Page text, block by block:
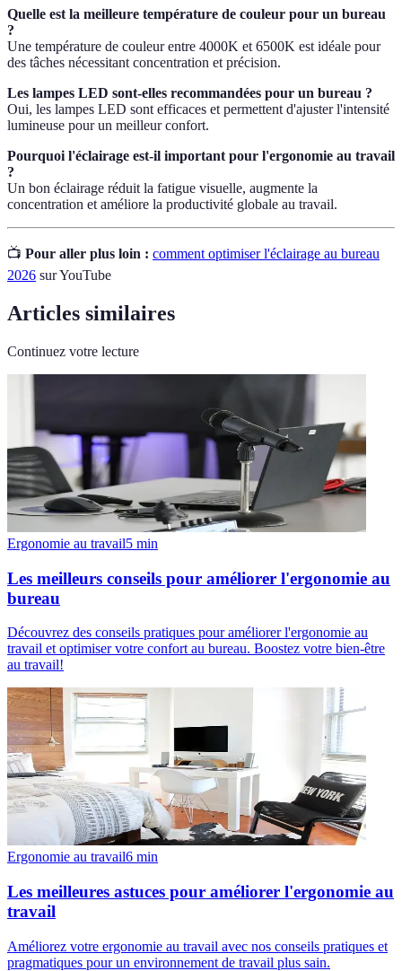
Quelle est la meilleure température de couleur pour un bureau
?
Une température de couleur entre 4000K et 6500K est idéale pour
des tâches nécessitant concentration et précision.
Les lampes LED sont-elles recommandées pour un bureau ?
Oui, les lampes LED sont efficaces et permettent d'ajuster l'intensité
lumineuse pour un meilleur confort.
Pourquoi l'éclairage est-il important pour l'ergonomie au travail
?
Un bon éclairage réduit la fatigue visuelle, augmente la
concentration et améliore la productivité globale au travail.
📺 Pour aller plus loin : comment optimiser l'éclairage au bureau
2026 sur YouTube
Articles similaires
Continuez votre lecture
Ergonomie au travail5 min
Les meilleurs conseils pour améliorer l'ergonomie au
bureau
Découvrez des conseils pratiques pour améliorer l'ergonomie au
travail et optimiser votre confort au bureau. Boostez votre bien-être
au travail!
Ergonomie au travail6 min
Les meilleures astuces pour améliorer l'ergonomie au
travail
Améliorez votre ergonomie au travail avec nos conseils pratiques et
pragmatiques pour un environnement de travail plus sain.